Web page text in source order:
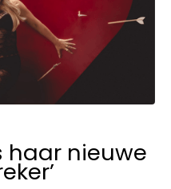
haar nieuwe